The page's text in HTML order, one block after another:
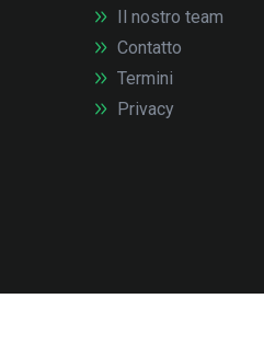
Il nostro team
Contatto
Termini
Privacy